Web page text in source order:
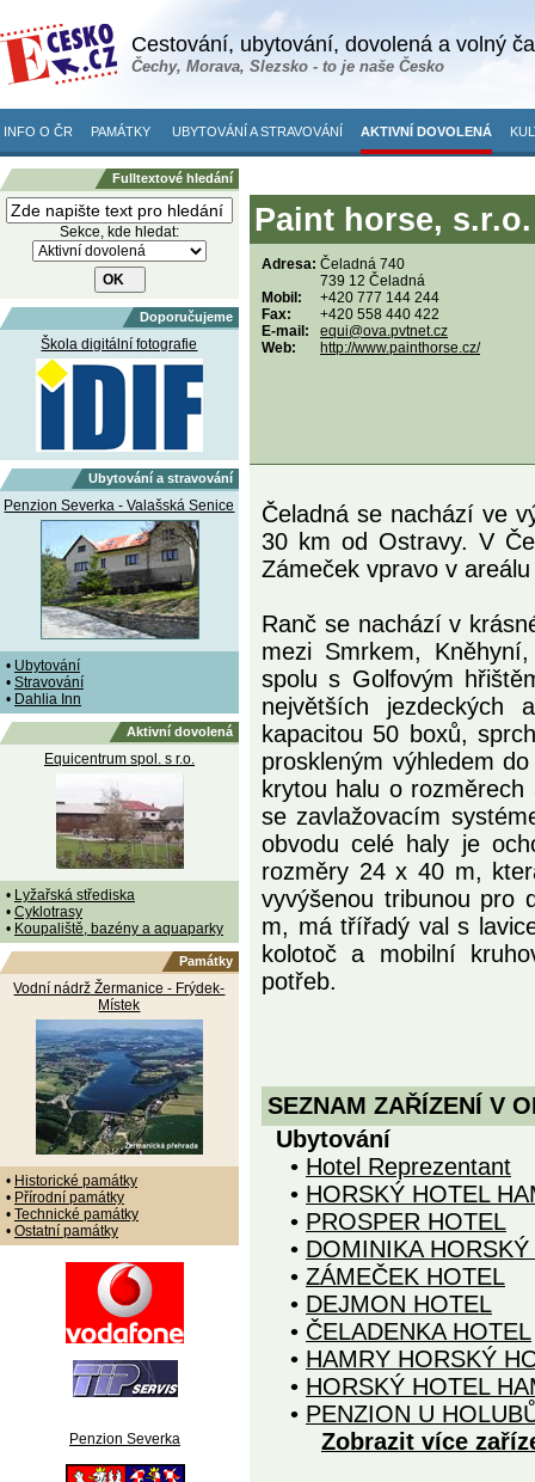
Cestování, ubytování, dovolená a volný
Čechy, Morava, Slezsko - to je naše Česko
INFO O ČR PAMÁTKY UBYTOVÁNÍ A STRAVOVÁNÍ AKTIVNÍ DOVOLENÁ
Fulltextové hledání
Sekce, kde hledat:
Doporučujeme
Škola digitální fotografie
Ubytování a stravování
Penzion Severka - Valašská Senice
• Ubytování
• Stravování
• Dahlia Inn
Aktivní dovolená
Equicentrum spol. s r.o.
• Lyžařská střediska
• Cyklotrasy
• Koupaliště, bazény a aquaparky
Památky
Vodní nádrž Žermanice - Frýdek-
Místek
• Historické památky
• Přírodní památky
• Technické památky
• Ostatní památky
Penzion Severka
Paint horse,
Adresa: Čeladná 740
739 12 Čeladná
Mobil:
+420 777 144 244
Fax:
+420 558 440 422
E-mail:
equi@ova.pvtnet.cz
Web:
http://www.painthorse.cz/
Čeladná se nachází ve
30 km od Ostravy. V
Zámeček vpravo v
Ranč se nachází v
mezi Smrkem,
spolu s Golfovým
největších
kapacitou 50 boxů,
proskleným výhledem
krytou halu o
se zavlažovacím
obvodu celé haly je
rozměry 24 x 40 m,
vyvýšenou tribunou pro
m, má třířadý val s
kolotoč a mobilní
potřeb.
SEZNAM ZAŘÍZENÍ V
Ubytování
• Hotel Reprezentant
• HORSKÝ HOTEL
• PROSPER HOTEL
• DOMINIKA
• ZÁMEČEK HOTEL
• DEJMON HOTEL
• ČELADENKA HOTEL
• HAMRY HORSKÝ
• HORSKÝ HOTEL
• PENZION U
Zobrazit více